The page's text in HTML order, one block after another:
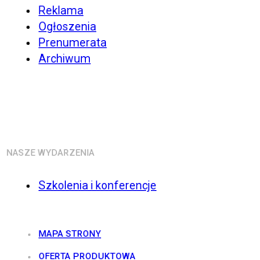
Reklama
Ogłoszenia
Prenumerata
Archiwum
NASZE WYDARZENIA
Szkolenia i konferencje
MAPA STRONY
OFERTA PRODUKTOWA